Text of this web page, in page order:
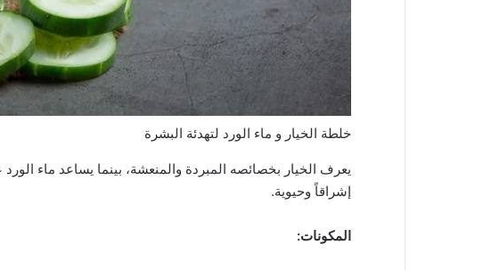
خلطة الخيار و ماء الورد لتهدئة البشرة
يعرف الخيار بخصائصه المبردة والمنعشة، بينما يساعد ماء
إشراقاً وحيوية.
المكونات: